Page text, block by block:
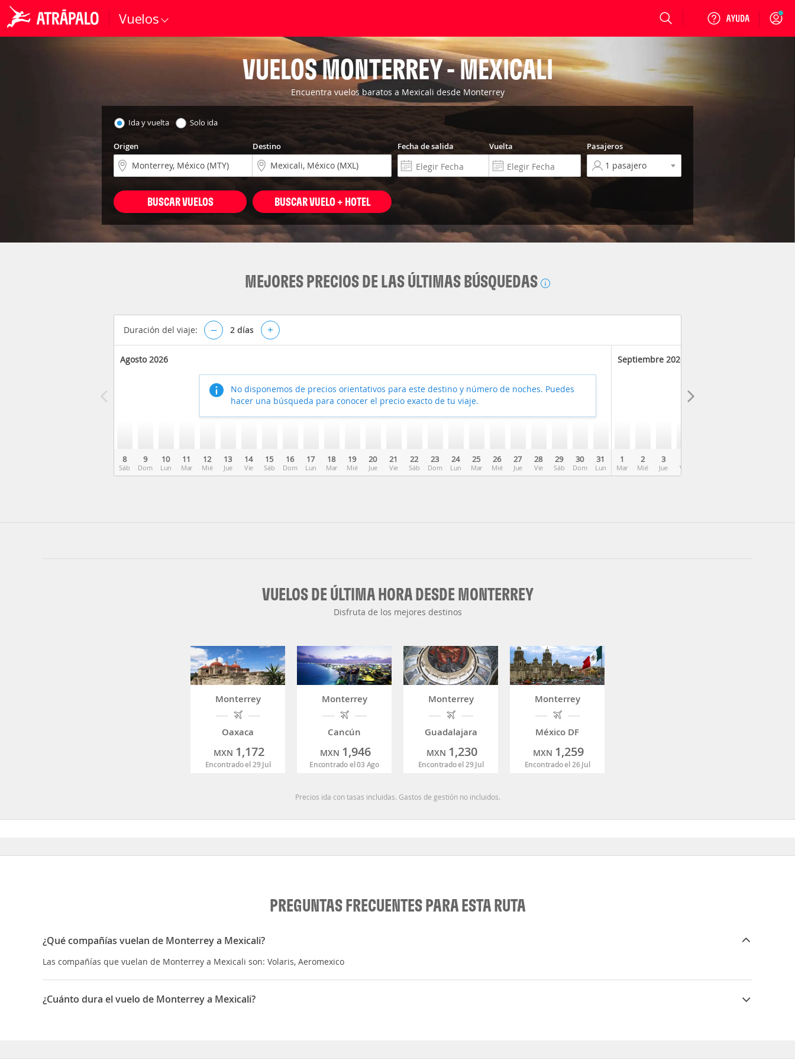
Vuelos Login
VUELOS MONTERREY - MEXICALI
Encuentra vuelos baratos a Mexicali desde Monterrey
Ida y vuelta Solo ida
Origen Destino Fecha de salida Vuelta Pasajeros
BUSCAR VUELOS BUSCAR VUELO + HOTEL
MEJORES PRECIOS DE LAS ÚLTIMAS BÚSQUEDAS
Duración del viaje: – 2 días +
Agosto 2026
8
Sáb
9
Dom
10
Lun
11
Mar
12
Mié
13
Jue
14
Vie
15
Sáb
16
Dom
17
Lun
18
Mar
19
Mié
20
Jue
21
Vie
22
Sáb
23
Dom
24
Lun
25
Mar
26
Mié
27
Jue
28
Vie
29
Sáb
30
Dom
31
Lun
Septiembre 2026
1
Mar
2
Mié
3
Jue Vie
No disponemos de precios orientativos para este destino y número de noches. Puedes
hacer una búsqueda para conocer el precio exacto de tu viaje.
VUELOS DE ÚLTIMA HORA DESDE MONTERREY
Disfruta de los mejores destinos
Monterrey
Oaxaca
MXN 1,172
Encontrado el 29 Jul
Monterrey
Cancún
MXN 1,946
Encontrado el 03 Ago
Monterrey
Guadalajara
MXN 1,230
Encontrado el 29 Jul
Monterrey
México DF
MXN 1,259
Encontrado el 26 Jul
Precios ida con tasas incluidas. Gastos de gestión no incluidos.
PREGUNTAS FRECUENTES PARA ESTA RUTA
¿Qué compañías vuelan de Monterrey a Mexicali?
Las compañías que vuelan de Monterrey a Mexicali son: Volaris, Aeromexico
¿Cuánto dura el vuelo de Monterrey a Mexicali?